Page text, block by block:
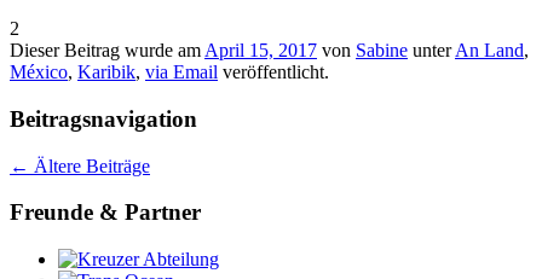
2
Dieser Beitrag wurde am April 15, 2017 von Sabine unterAn Land,
México, Karibik, via Email veröffentlicht.
Beitragsnavigation
← Ältere Beiträge
Freunde & Partner